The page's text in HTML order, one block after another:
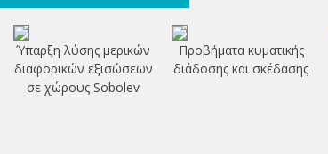
Ύπαρξη λύσης μερικών
διαφορικών εξισώσεων
σε χώρους Sobolev
Προβήματα κυματικής
διάδοσης και σκέδασης